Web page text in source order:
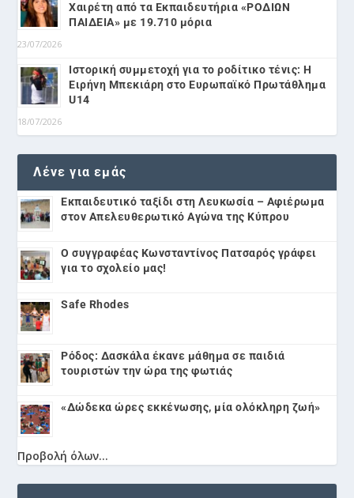
Χαιρέτη από τα Εκπαιδευτήρια «ΡΟΔΙΩΝ
ΠΑΙΔΕΙΑ» με 19.710 μόρια
23/07/2026
Ιστορική συμμετοχή για το ροδίτικο τένις: Η
Ειρήνη Μπεκιάρη στο Ευρωπαϊκό Πρωτάθλημα
U14
18/07/2026
Λένε για εμάς
Εκπαιδευτικό ταξίδι στη Λευκωσία – Αφιέρωμα
στον Απελευθερωτικό Αγώνα της Κύπρου
Ο συγγραφέας Κωνσταντίνος Πατσαρός γράφει
για το σχολείο μας!
Safe Rhodes
Ρόδος: Δασκάλα έκανε μάθημα σε παιδιά
τουριστών την ώρα της φωτιάς
«Δώδεκα ώρες εκκένωσης, μία ολόκληρη ζωή»
Προβολή όλων...